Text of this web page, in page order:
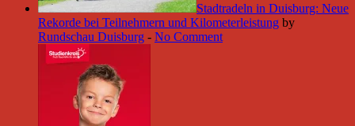
Stadtradeln in Duisburg: Neue
Rekorde bei Teilnehmern und Kilometerleistung by
Rundschau Duisburg - No Comment